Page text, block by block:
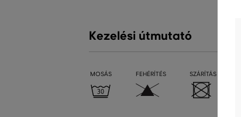
Kezelési útmutató
MOSÁS FEHÉRÍTÉS SZÁRÍTÁS